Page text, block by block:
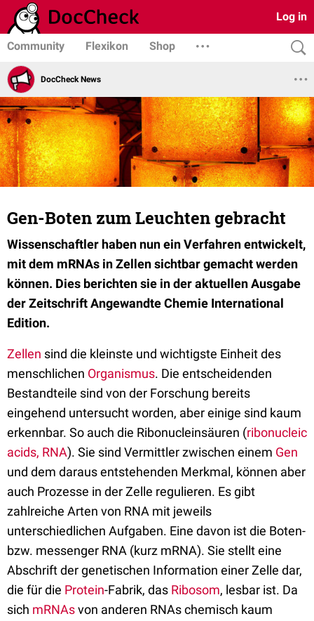
Log in
Community Flexikon Shop
DocCheck News
Gen-Boten zum Leuchten gebracht
Wissenschaftler haben nun ein Verfahren entwickelt,
mit dem mRNAs in Zellen sichtbar gemacht werden
können. Dies berichten sie in der aktuellen Ausgabe
der Zeitschrift Angewandte Chemie International
Edition.
Zellen sind die kleinste und wichtigste Einheit des
menschlichen Organismus. Die entscheidenden
Bestandteile sind von der Forschung bereits
eingehend untersucht worden, aber einige sind kaum
erkennbar. So auch die Ribonucleinsäuren (ribonucleic
acids, RNA). Sie sind Vermittler zwischen einem Gen
und dem daraus entstehenden Merkmal, können aber
auch Prozesse in der Zelle regulieren. Es gibt
zahlreiche Arten von RNA mit jeweils
unterschiedlichen Aufgaben. Eine davon ist die Boten-
bzw. messenger RNA (kurz mRNA). Sie stellt eine
Abschrift der genetischen Information einer Zelle dar,
die für die Protein-Fabrik, das Ribosom, lesbar ist. Da
sich mRNAsvon anderen RNAs chemisch kaum